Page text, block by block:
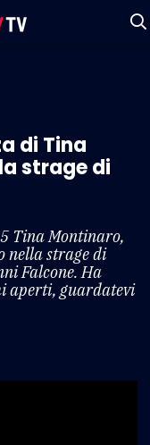
di Tina
strage di
Tina Montinaro,
nella strage di
Falcone. Ha
aperti, guardatevi